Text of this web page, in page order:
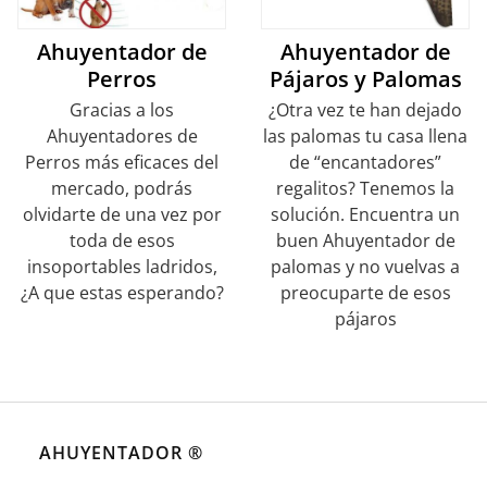
Ahuyentador de
Perros
Gracias a los
Ahuyentadores de
Perros más eficaces del
mercado, podrás
olvidarte de una vez por
toda de esos
insoportables ladridos,
¿A que estas esperando?
Ahuyentador de
Pájaros y Palomas
¿Otra vez te han dejado
las palomas tu casa llena
de “encantadores”
regalitos? Tenemos la
solución. Encuentra un
buen Ahuyentador de
palomas y no vuelvas a
preocuparte de esos
pájaros
AHUYENTADOR ®